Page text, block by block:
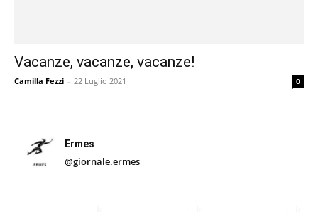
Vacanze, vacanze, vacanze!
Camilla Fezzi - 22 Luglio 2021 0
Ermes
@giornale.ermes